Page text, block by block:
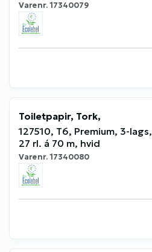
Varenr.17340079
Toiletpapir, Tork,
127510, T6, Premium, 3-lags,
27 rl. á 70 m, hvid
Varenr.17340080